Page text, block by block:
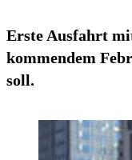
Erste Ausfahrt
kommendem
soll.